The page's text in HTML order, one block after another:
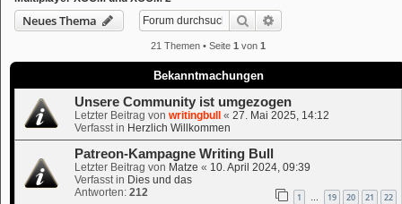
Neues Thema Suche
21 Themen • Seite1 von1
Bekanntmachungen
Unsere Community ist umgezogen
Letzter Beitrag von writingbull « 27. Mai 2025, 14:12
Verfasst in Herzlich Willkommen
Patreon-Kampagne Writing Bull
Letzter Beitrag von Matze « 10. April 2024, 09:39
Verfasst in Dies und das
Antworten: 212 1 19 20 21 22